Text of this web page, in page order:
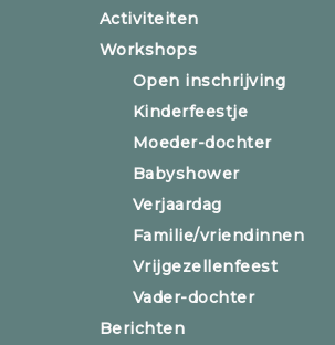
Activiteiten
Workshops
Open inschrijving
Kinderfeestje
Moeder-dochter
Babyshower
Verjaardag
Familie/vriendinnen
Vrijgezellenfeest
Vader-dochter
Berichten